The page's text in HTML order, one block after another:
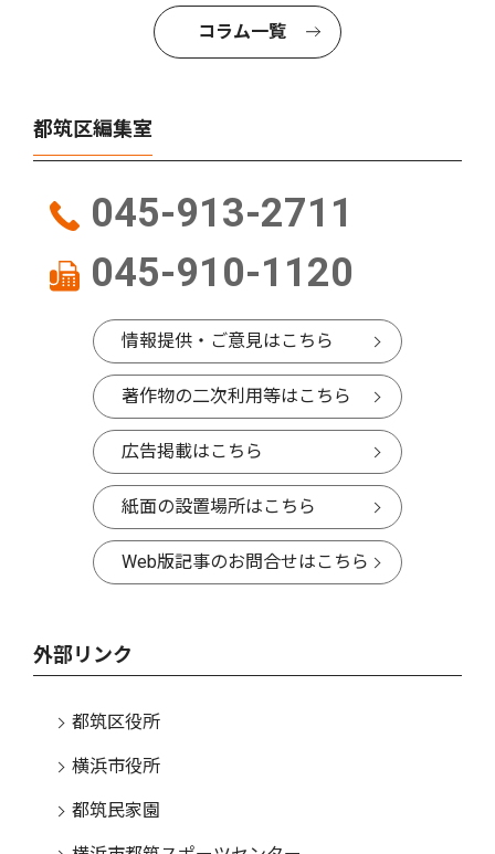
コラム一覧
都筑区編集室
045-913-2711
045-910-1120
情報提供・ご意見はこちら
著作物の二次利用等はこちら
広告掲載はこちら
紙面の設置場所はこちら
Web版記事のお問合せはこちら
外部リンク
都筑区役所
横浜市役所
都筑民家園